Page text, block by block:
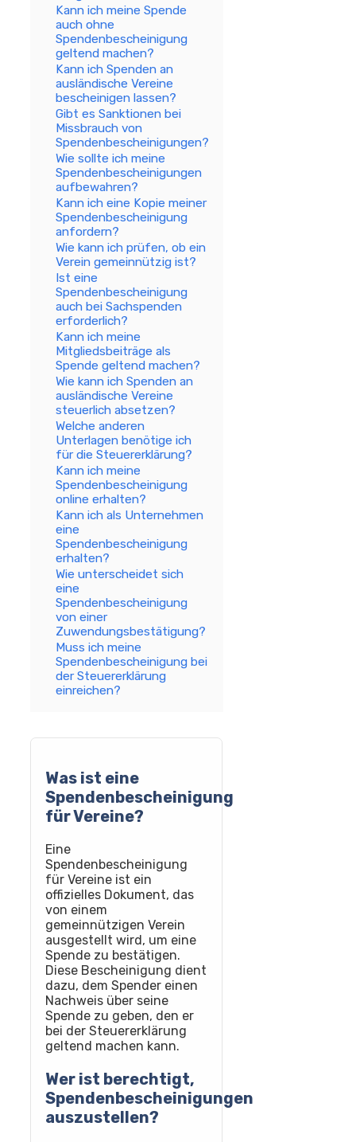
Kann ich meine Spende
auch ohne
Spendenbescheinigung
geltend machen?
Kann ich Spenden an
ausländische Vereine
bescheinigen lassen?
Gibt es Sanktionen bei
Missbrauch von
Spendenbescheinigungen?
Wie sollte ich meine
Spendenbescheinigungen
aufbewahren?
Kann ich eine Kopie meiner
Spendenbescheinigung
anfordern?
Wie kann ich prüfen, ob ein
Verein gemeinnützig ist?
Ist eine
Spendenbescheinigung
auch bei Sachspenden
erforderlich?
Kann ich meine
Mitgliedsbeiträge als
Spende geltend machen?
Wie kann ich Spenden an
ausländische Vereine
steuerlich absetzen?
Welche anderen
Unterlagen benötige ich
für die Steuererklärung?
Kann ich meine
Spendenbescheinigung
online erhalten?
Kann ich als Unternehmen
eine
Spendenbescheinigung
erhalten?
Wie unterscheidet sich
eine
Spendenbescheinigung
von einer
Zuwendungsbestätigung?
Muss ich meine
Spendenbescheinigung bei
der Steuererklärung
einreichen?
Was ist eine
Spendenbescheinigung
für Vereine?
Eine
Spendenbescheinigung
für Vereine ist ein
offizielles Dokument, das
von einem
gemeinnützigen Verein
ausgestellt wird, um eine
Spende zu bestätigen.
Diese Bescheinigung dient
dazu, dem Spender einen
Nachweis über seine
Spende zu geben, den er
bei der Steuererklärung
geltend machen kann.
Wer ist berechtigt,
Spendenbescheinigungen
auszustellen?